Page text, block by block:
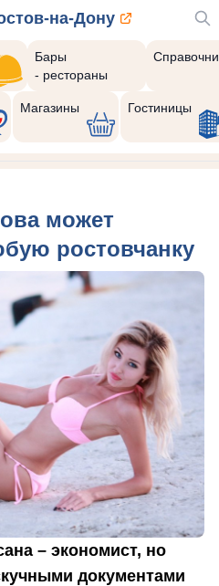
на-Дону
Бары
- рестораны
Магазины Гостиницы
может
ростовчанку
– экономист, но
документами